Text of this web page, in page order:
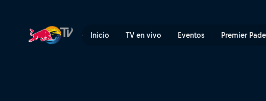
Inicio TV en vivo Eventos Premier Padel
Manuel Lettenbichler vence en